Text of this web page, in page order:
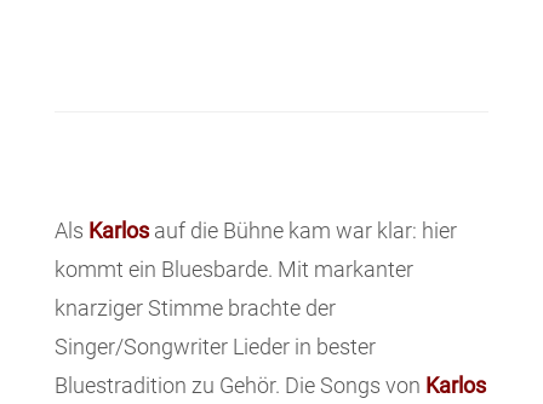
Als Karlosauf die Bühne kam war klar: hier
kommt ein Bluesbarde. Mit markanter
knarziger Stimme brachte der
Singer/Songwriter Lieder in bester
Bluestradition zu Gehör. Die Songs von Karlos